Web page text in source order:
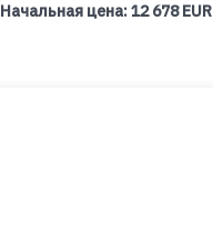
Начальная цена:12 678 EUR